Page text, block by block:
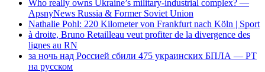
Who really owns Ukraine’s military-industrial complex? —
ApsnyNews Russia & Former Soviet Union
Nathalie Pohl: 220 Kilometer von Frankfurt nach Köln | Sport
à droite, Bruno Retailleau veut profiter de la divergence des
lignes au RN
за ночь над Россией сбили 475 украинских БПЛА — РТ
на русском